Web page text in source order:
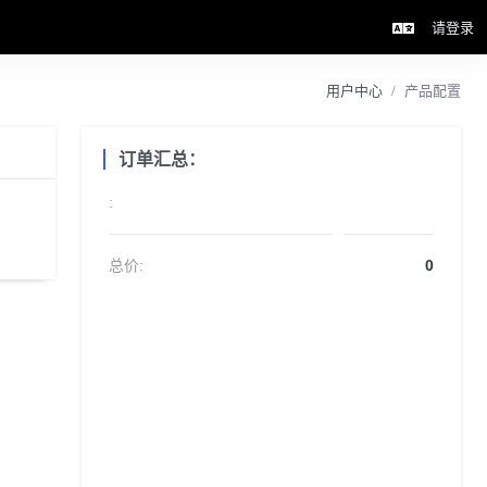
请登录
用户中心 产品配置
订单汇总：
:
总价: 0